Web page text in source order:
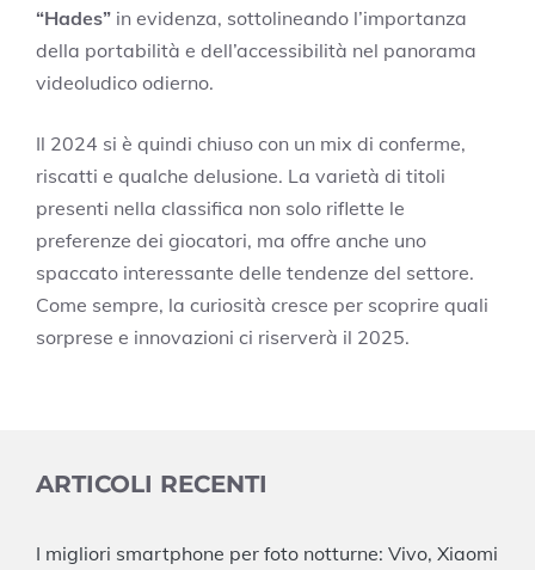
“Hades” in evidenza, sottolineando l’importanza
della portabilità e dell’accessibilità nel panorama
videoludico odierno.
Il 2024 si è quindi chiuso con un mix di conferme,
riscatti e qualche delusione. La varietà di titoli
presenti nella classifica non solo riflette le
preferenze dei giocatori, ma offre anche uno
spaccato interessante delle tendenze del settore.
Come sempre, la curiosità cresce per scoprire quali
sorprese e innovazioni ci riserverà il 2025.
ARTICOLI RECENTI
I migliori smartphone per foto notturne: Vivo, Xiaomi